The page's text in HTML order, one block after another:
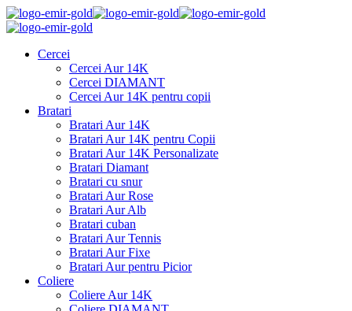
Cercei
Cercei Aur 14K
Cercei DIAMANT
Cercei Aur 14K pentru copii
Bratari
Bratari Aur 14K
Bratari Aur 14K pentru Copii
Bratari Aur 14K Personalizate
Bratari Diamant
Bratari cu snur
Bratari Aur Rose
Bratari Aur Alb
Bratari cuban
Bratari Aur Tennis
Bratari Aur Fixe
Bratari Aur pentru Picior
Coliere
Coliere Aur 14K